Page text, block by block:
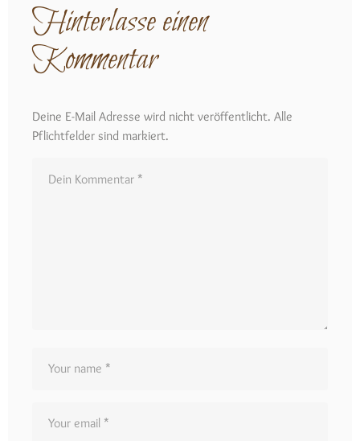
Hinterlasse einen
Kommentar
Deine E-Mail Adresse wird nicht veröffentlicht. Alle
Pflichtfelder sind markiert.